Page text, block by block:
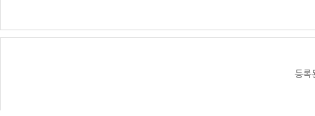
등록